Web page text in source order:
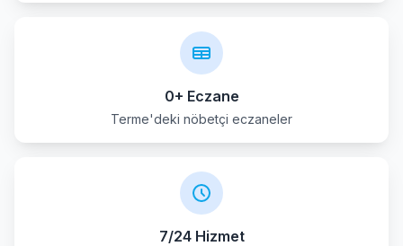
0+ Eczane
Terme'deki nöbetçi eczaneler
7/24 Hizmet